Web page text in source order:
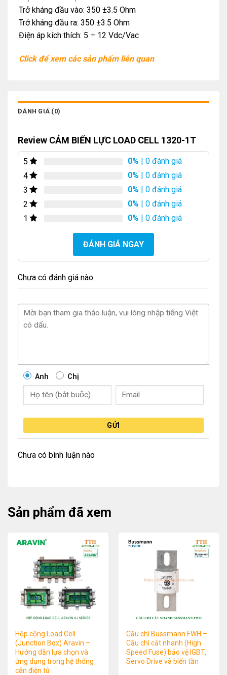
Trở kháng đầu vào: 350 ±3.5 Ohm
Trở kháng đầu ra: 350 ±3.5 Ohm
Điện áp kích thích: 5 ÷ 12 Vdc/Vac
Click để xem các sản phẩm liên quan
ĐÁNH GIÁ (0)
Review CẢM BIẾN LỰC LOAD CELL 1320-1T
5 0% | 0 đánh giá
4
0% | 0 đánh giá
3
0% | 0 đánh giá
2
0% | 0 đánh giá
1
0% | 0 đánh giá
ĐÁNH GIÁ NGAY
Chưa có đánh giá nào.
Anh Chị
GỬI
Chưa có bình luận nào
Sản phẩm đã xem
Hộp cộng Load Cell
(Junction Box) Aravin –
Hướng dẫn lựa chọn và
ứng dụng trong hệ thống
cân điện tử
Cầu chì Bussmann FWH –
Cầu chì cắt nhanh (High
Speed Fuse) bảo vệ IGBT,
Servo Drive và biến tần